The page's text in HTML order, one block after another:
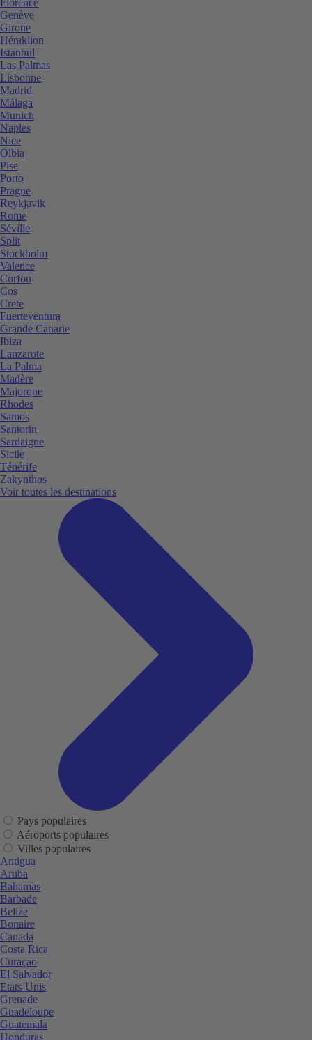
Genève
Girone
Héraklion
Istanbul
Las Palmas
Lisbonne
Madrid
Málaga
Munich
Naples
Nice
Olbia
Pise
Porto
Prague
Reykjavik
Rome
Séville
Split
Stockholm
Valence
Corfou
Cos
Crete
Fuerteventura
Grande Canarie
Ibiza
Lanzarote
La Palma
Madère
Majorque
Rhodes
Samos
Santorin
Sardaigne
Sicile
Ténérife
Zakynthos
Voir toutes les destinations
Pays populaires
Aéroports populaires
Villes populaires
Antigua
Aruba
Bahamas
Barbade
Belize
Bonaire
Canada
Costa Rica
Curaçao
El Salvador
Etats-Unis
Grenade
Guadeloupe
Guatemala
Honduras